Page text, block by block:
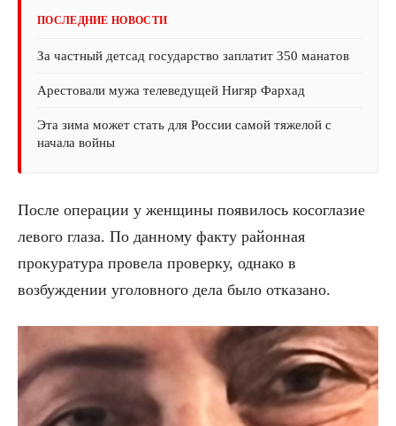
ПОСЛЕДНИЕ НОВОСТИ
За частный детсад государство заплатит 350 манатов
Арестовали мужа телеведущей Нигяр Фархад
Эта зима может стать для России самой тяжелой с
начала войны
После операции у женщины появилось косоглазие
левого глаза. По данному факту районная
прокуратура провела проверку, однако в
возбуждении уголовного дела было отказано.